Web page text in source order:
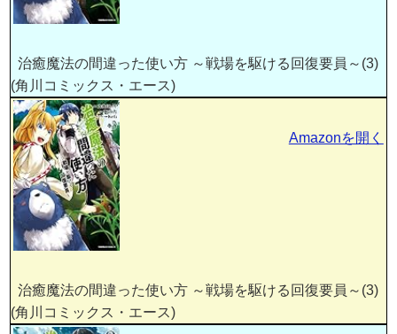
治癒魔法の間違った使い方 ～戦場を駆ける回復要員～(3)
(角川コミックス・エース)
治癒魔法の間違った使い方 ～戦場を駆ける回復要員～(3)
(角川コミックス・エース)
Amazonを開く